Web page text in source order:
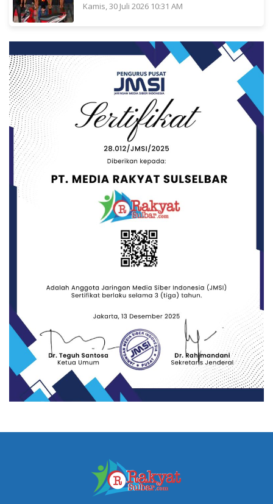
Kamis, 30 Juli 2026 10:31 AM